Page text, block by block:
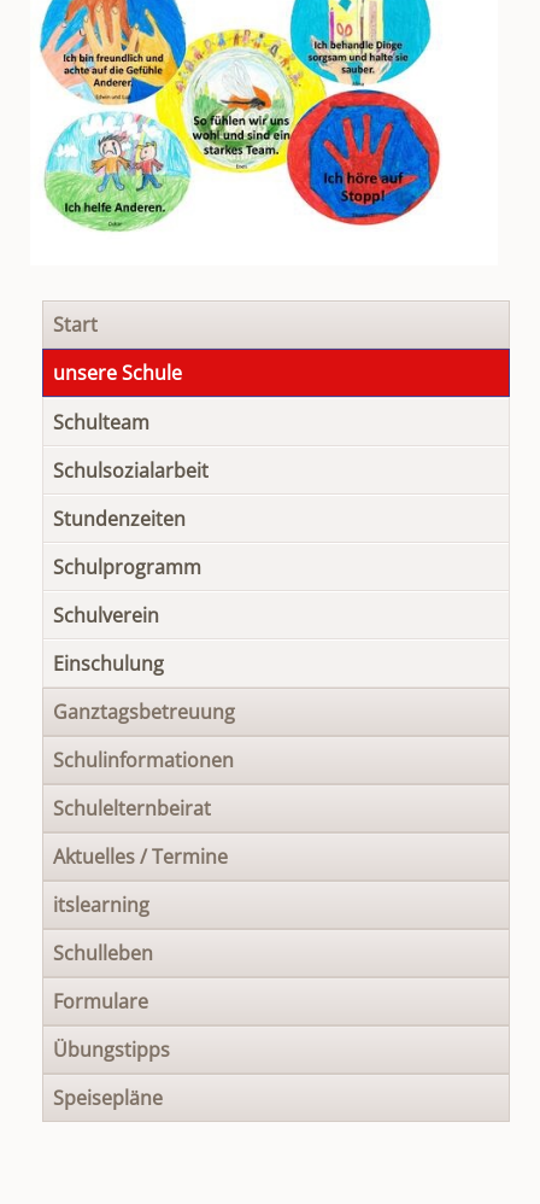
Navigation
überspringen
Start
unsere Schule
Schulteam
Schulsozialarbeit
Stundenzeiten
Schulprogramm
Schulverein
Einschulung
Ganztagsbetreuung
Schulinformationen
Schulelternbeirat
Aktuelles / Termine
itslearning
Schulleben
Formulare
Übungstipps
Speisepläne